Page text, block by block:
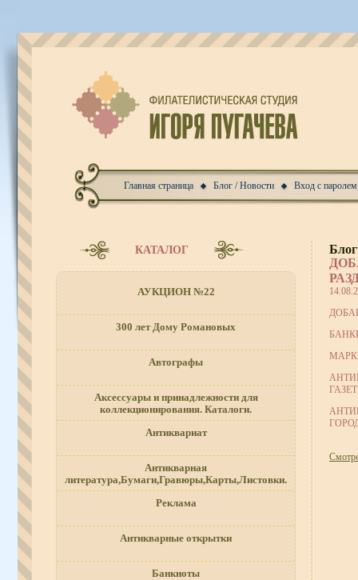
Главная страница Блог / Новости Вход с паролем
КАТАЛОГ
АУКЦИОН №22
300 лет Дому Романовых
Автографы
Аксессуары и принадлежности для
коллекционирования. Каталоги.
Антиквариат
Антикварная
литература,Бумаги,Гравюры,Карты,Листовки.
Реклама
Антикварные открытки
Банкноты